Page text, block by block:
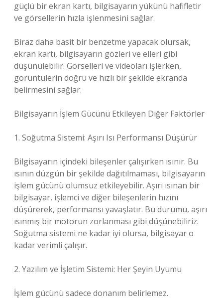
güçlü bir ekran kartı, bilgisayarın yükünü hafifletir
ve görsellerin hızla işlenmesini sağlar.
Biraz daha basit bir benzetme yapacak olursak,
ekran kartı, bilgisayarın gözleri ve elleri gibi
düşünülebilir. Görselleri ve videoları işlerken,
görüntülerin doğru ve hızlı bir şekilde ekranda
belirmesini sağlar.
Bilgisayarın İşlem Gücünü Etkileyen Diğer Faktörler
1. Soğutma Sistemi: Aşırı Isı Performansı Düşürür
Bilgisayarın içindeki bileşenler çalışırken ısınır. Bu
ısının düzgün bir şekilde dağıtılmaması, bilgisayarın
işlem gücünü olumsuz etkileyebilir. Aşırı ısınan bir
bilgisayar, işlemci ve diğer bileşenlerin hızını
düşürerek, performansı yavaşlatır. Bu durumu, aşırı
ısınmış bir motorun zorlanması gibi düşünebiliriz.
Soğutma sistemi ne kadar iyi olursa, bilgisayar o
kadar verimli çalışır.
2. Yazılım ve İşletim Sistemi: Her Şeyin Uyumu
İşlem gücünü sadece donanım belirlemez.